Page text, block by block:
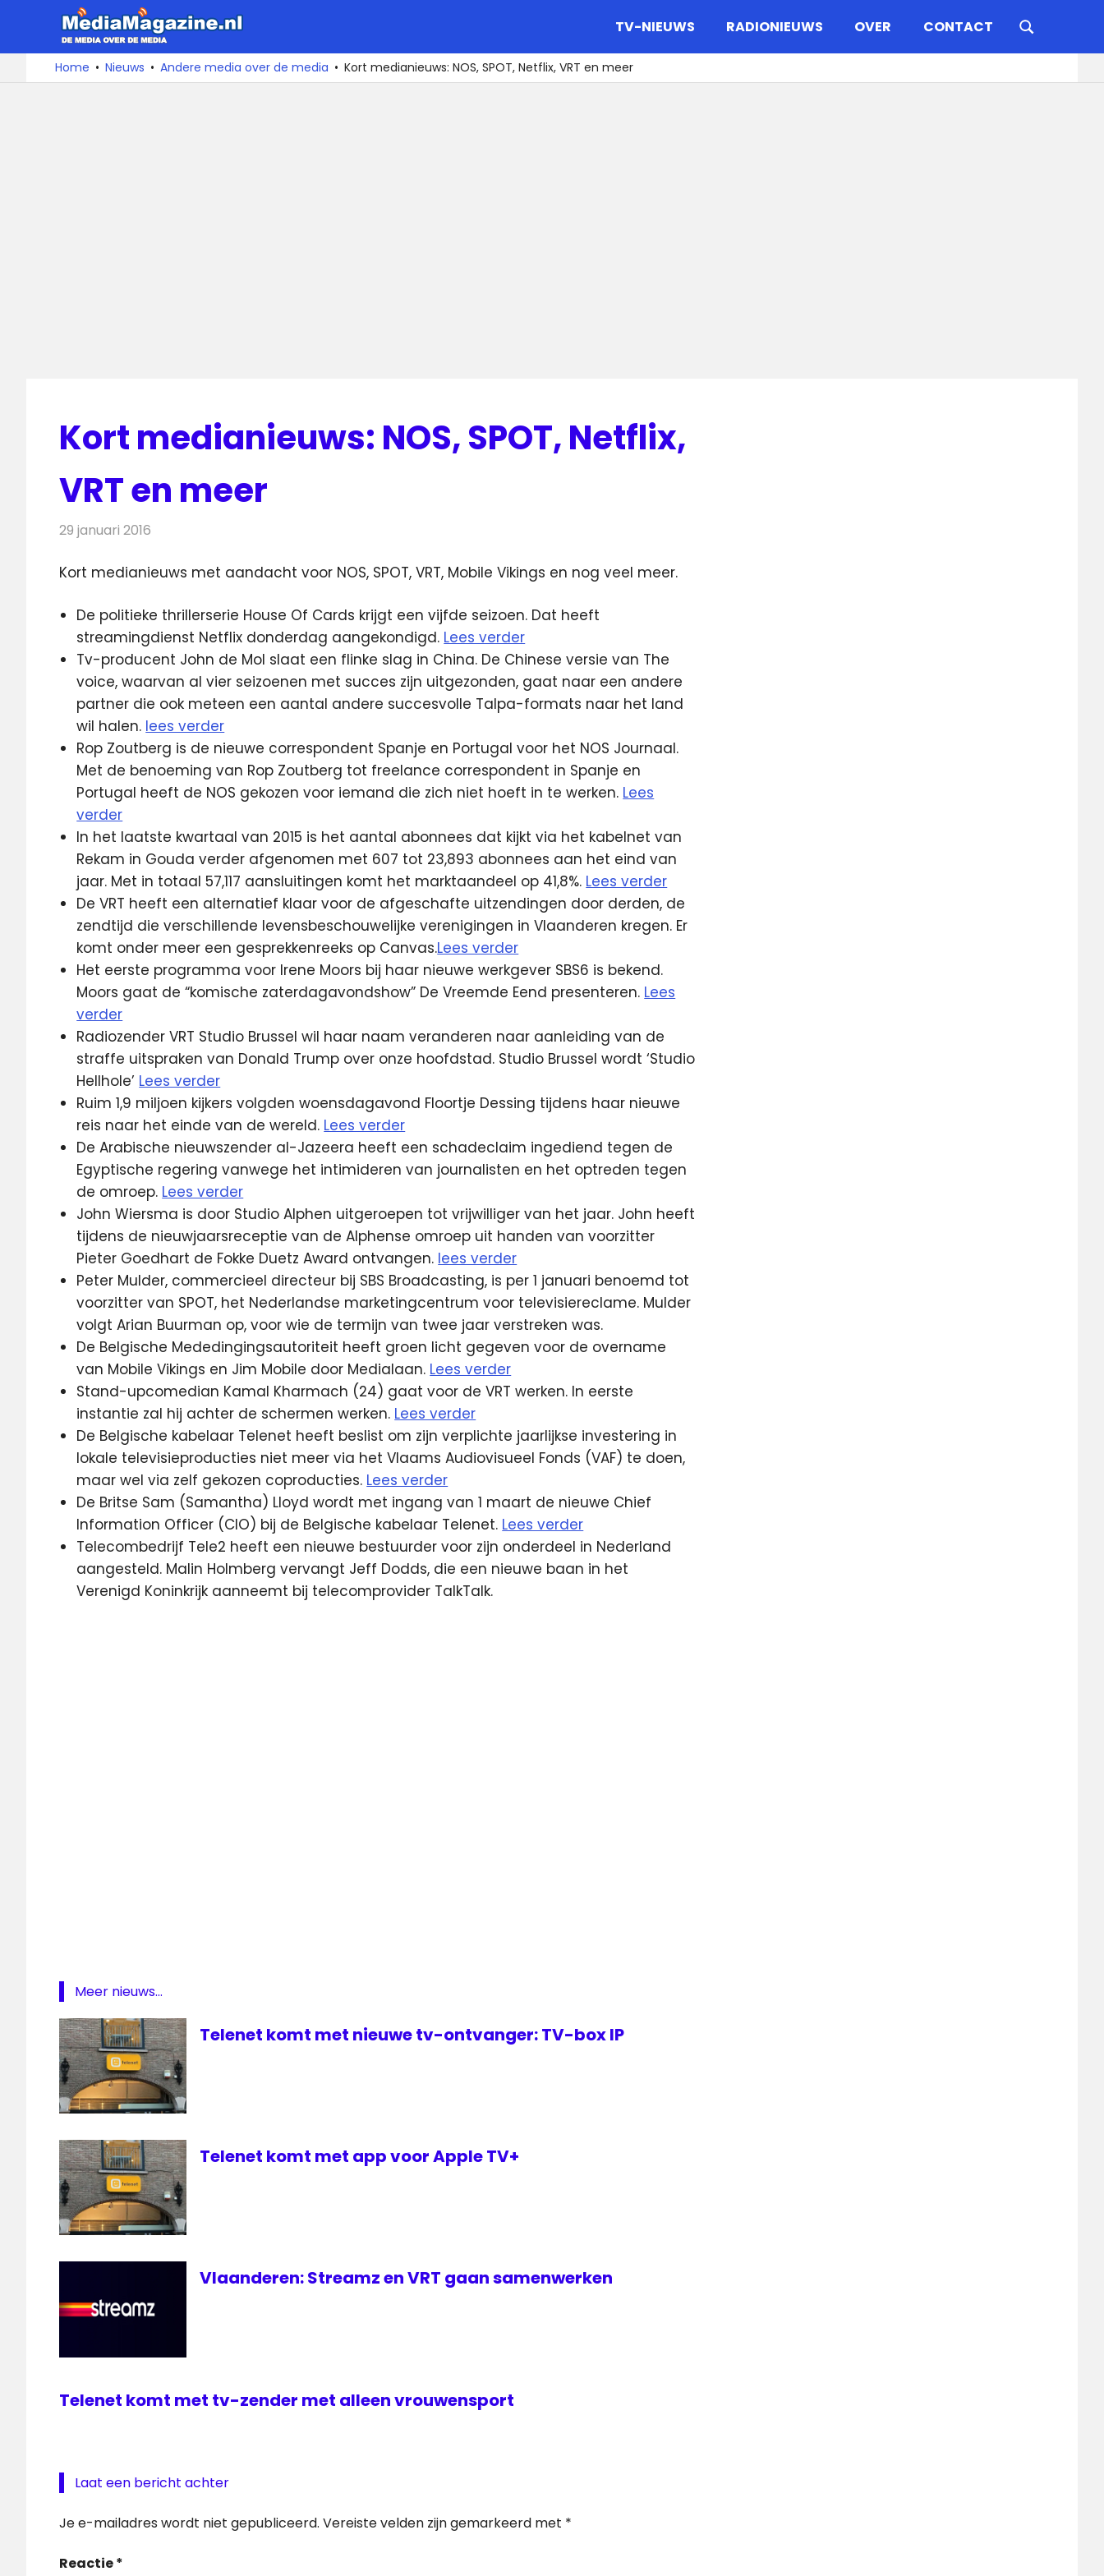
naar
De
media
over
TV-NIEUWS RADIONIEUWS OVER CONTACT
Home Nieuws Andere media over de media Kort medianieuws: NOS, SPOT, Netflix, VRT en meer
Kort medianieuws: NOS, SPOT, Netflix,
VRT en meer
29 januari 2016
Kort medianieuws met aandacht voor NOS, SPOT, VRT, Mobile Vikings en nog veel meer.
De politieke thrillerserie House Of Cards krijgt een vijfde seizoen. Dat heeft
streamingdienst Netflix donderdag aangekondigd. Lees verder
Tv-producent John de Mol slaat een flinke slag in China. De Chinese versie van The
voice, waarvan al vier seizoenen met succes zijn uitgezonden, gaat naar een andere
partner die ook meteen een aantal andere succesvolle Talpa-formats naar het land
wil halen. lees verder
Rop Zoutberg is de nieuwe correspondent Spanje en Portugal voor het NOS Journaal.
Met de benoeming van Rop Zoutberg tot freelance correspondent in Spanje en
Portugal heeft de NOS gekozen voor iemand die zich niet hoeft in te werken. Lees
verder
In het laatste kwartaal van 2015 is het aantal abonnees dat kijkt via het kabelnet van
Rekam in Gouda verder afgenomen met 607 tot 23,893 abonnees aan het eind van
jaar. Met in totaal 57,117 aansluitingen komt het marktaandeel op 41,8%. Lees verder
De VRT heeft een alternatief klaar voor de afgeschafte uitzendingen door derden, de
zendtijd die verschillende levensbeschouwelijke verenigingen in Vlaanderen kregen. Er
komt onder meer een gesprekkenreeks op Canvas.Lees verder
Het eerste programma voor Irene Moors bij haar nieuwe werkgever SBS6 is bekend.
Moors gaat de “komische zaterdagavondshow” De Vreemde Eend presenteren. Lees
verder
Radiozender VRT Studio Brussel wil haar naam veranderen naar aanleiding van de
straffe uitspraken van Donald Trump over onze hoofdstad. Studio Brussel wordt ‘Studio
Hellhole’ Lees verder
Ruim 1,9 miljoen kijkers volgden woensdagavond Floortje Dessing tijdens haar nieuwe
reis naar het einde van de wereld. Lees verder
De Arabische nieuwszender al-Jazeera heeft een schadeclaim ingediend tegen de
Egyptische regering vanwege het intimideren van journalisten en het optreden tegen
de omroep. Lees verder
John Wiersma is door Studio Alphen uitgeroepen tot vrijwilliger van het jaar. John heeft
tijdens de nieuwjaarsreceptie van de Alphense omroep uit handen van voorzitter
Pieter Goedhart de Fokke Duetz Award ontvangen. lees verder
Peter Mulder, commercieel directeur bij SBS Broadcasting, is per 1 januari benoemd tot
voorzitter van SPOT, het Nederlandse marketingcentrum voor televisiereclame. Mulder
volgt Arian Buurman op, voor wie de termijn van twee jaar verstreken was.
De Belgische Mededingingsautoriteit heeft groen licht gegeven voor de overname
van Mobile Vikings en Jim Mobile door Medialaan. Lees verder
Stand-upcomedian Kamal Kharmach (24) gaat voor de VRT werken. In eerste
instantie zal hij achter de schermen werken. Lees verder
De Belgische kabelaar Telenet heeft beslist om zijn verplichte jaarlijkse investering in
lokale televisieproducties niet meer via het Vlaams Audiovisueel Fonds (VAF) te doen,
maar wel via zelf gekozen coproducties. Lees verder
De Britse Sam (Samantha) Lloyd wordt met ingang van 1 maart de nieuwe Chief
Information Officer (CIO) bij de Belgische kabelaar Telenet. Lees verder
Telecombedrijf Tele2 heeft een nieuwe bestuurder voor zijn onderdeel in Nederland
aangesteld. Malin Holmberg vervangt Jeff Dodds, die een nieuwe baan in het
Verenigd Koninkrijk aanneemt bij telecomprovider TalkTalk.
Meer nieuws...
Telenet komt met nieuwe tv-ontvanger: TV-box IP
Telenet komt met app voor Apple TV+
Vlaanderen: Streamz en VRT gaan samenwerken
Telenet komt met tv-zender met alleen vrouwensport
Laat een bericht achter
Je e-mailadres wordt niet gepubliceerd. Vereiste velden zijn gemarkeerd met *
Reactie*